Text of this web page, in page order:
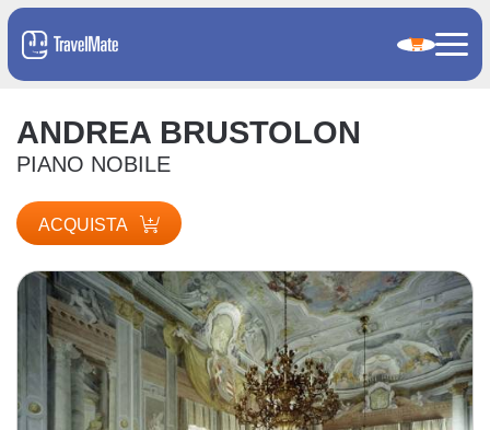
ANDREA BRUSTOLON
PIANO NOBILE
ACQUISTA